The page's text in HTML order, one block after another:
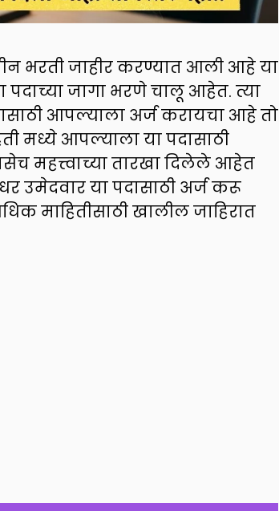
भरती जाहीर करण्यात आली आहे या
पदाच्या जागा भरणे चालू आहेत. त्या
आपल्याला अर्ज करायचा आहे तो
मध्ये आपल्याला या पदासाठी
महत्त्वाच्या तारखा दिलेले आहेत
उमेदवार या पदासाठी अर्ज करू
माहितीसाठी खालील जाहिरात